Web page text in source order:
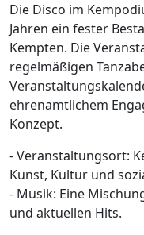
Die Disco im
Jahren ein fester
Kempten. Die
regelmäßigen
ehrenamtlichem
Konzept.
- Veranstaltungsort:
Kunst, Kultur und
- Musik: Eine
und aktuellen Hits.